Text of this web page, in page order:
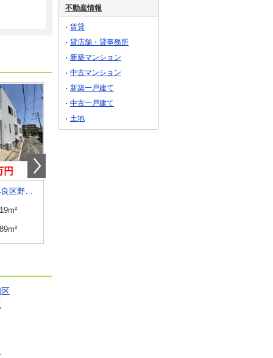
円
福岡県福岡市早良区野芥４
不動産情報
賃貸
貸店舗・貸事務所
新築マンション
中古マンション
新築一戸建て
中古一戸建て
土地